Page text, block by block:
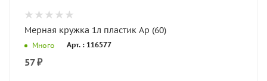
Мерная кружка 1л пластик Ар (60)
Много Арт. : 116577
57₽